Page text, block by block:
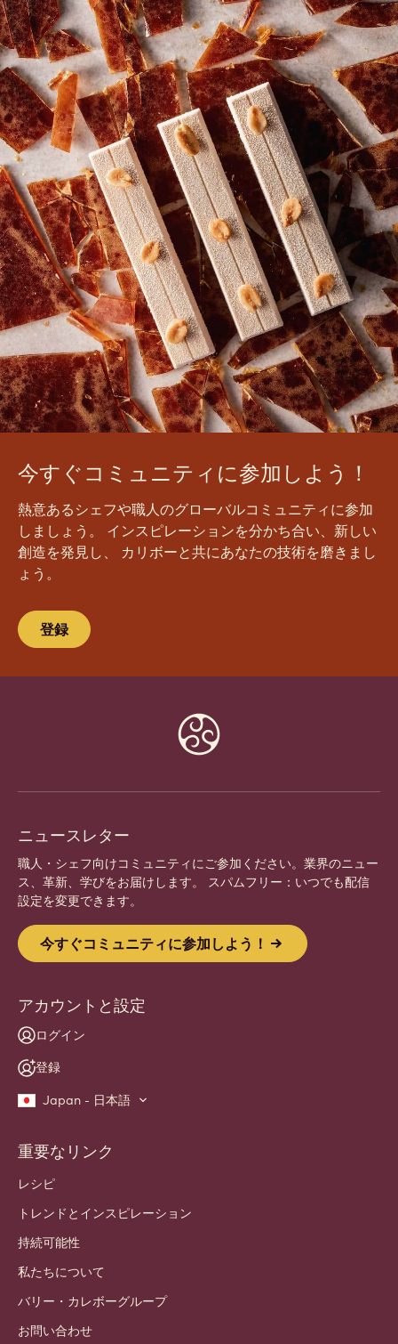
今すぐコミュニティに参加しよう！
熱意あるシェフや職人のグローバルコミュニティに参加
しましょう。 インスピレーションを分かち合い、新しい
創造を発見し、 カリボーと共にあなたの技術を磨きまし
ょう。
登録
ニュースレター
職人・シェフ向けコミュニティにご参加ください。業界のニュー
ス、革新、学びをお届けします。 スパムフリー：いつでも配信
設定を変更できます。
今すぐコミュニティに参加しよう！
アカウントと設定
ログイン
登録
Japan - 日本語
Footer
Callebaut
重要なリンク
レシピ
トレンドとインスピレーション
持続可能性
私たちについて
バリー・カレボーグループ
お問い合わせ